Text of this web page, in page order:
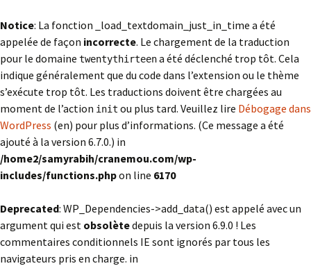
Notice: La fonction _load_textdomain_just_in_time a été
appelée de façon incorrecte. Le chargement de la traduction
pour le domaine twentythirteena été déclenché trop tôt. Cela
indique généralement que du code dans l’extension ou le thème
s’exécute trop tôt. Les traductions doivent être chargées au
moment de l’action init ou plus tard. Veuillez lire Débogage dans
WordPress (en) pour plus d’informations. (Ce message a été
ajouté à la version 6.7.0.) in
/home2/samyrabih/cranemou.com/wp-
includes/functions.phpon line 6170
Deprecated: WP_Dependencies->add_data() est appelé avec un
argument qui est obsolètedepuis la version 6.9.0 ! Les
commentaires conditionnels IE sont ignorés par tous les
navigateurs pris en charge. in